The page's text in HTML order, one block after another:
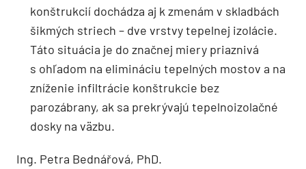
konštrukcií dochádza aj k zmenám v skladbách
šikmých striech – dve vrstvy tepelnej izolácie.
Táto situácia je do značnej miery priaznivá
s ohľadom na elimináciu tepelných mostov a na
zníženie infiltrácie konštrukcie bez
parozábrany, ak sa prekrývajú tepelnoizolačné
dosky na väzbu.
Ing. Petra Bednářová, PhD.